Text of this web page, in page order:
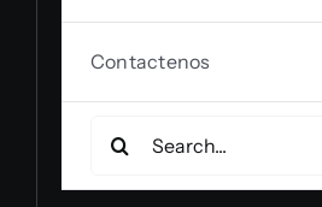
Contactenos
Search